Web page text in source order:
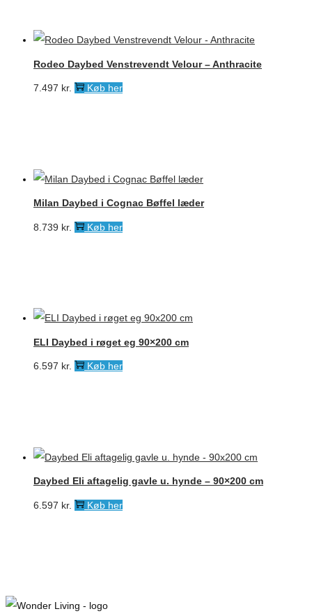
Rodeo Daybed Venstrevendt Velour – Anthracite
7.497 kr. Køb her
Milan Daybed i Cognac Bøffel læder
8.739 kr. Køb her
ELI Daybed i røget eg 90×200 cm
6.597 kr. Køb her
Daybed Eli aftagelig gavle u. hynde – 90×200 cm
6.597 kr. Køb her